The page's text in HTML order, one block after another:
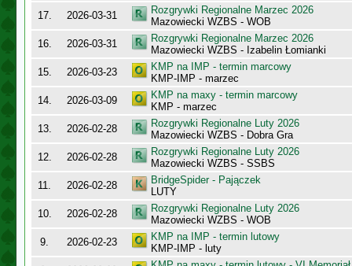
17.
2026-03-31
Rozgrywki Regionalne Marzec 2026
Mazowiecki WZBS - WOB
16.
2026-03-31
Rozgrywki Regionalne Marzec 2026
Mazowiecki WZBS - Izabelin Łomianki
15.
2026-03-23
KMP na IMP - termin marcowy
KMP-IMP - marzec
14.
2026-03-09
KMP na maxy - termin marcowy
KMP - marzec
13.
2026-02-28
Rozgrywki Regionalne Luty 2026
Mazowiecki WZBS - Dobra Gra
12.
2026-02-28
Rozgrywki Regionalne Luty 2026
Mazowiecki WZBS - SSBS
11.
2026-02-28
BridgeSpider - Pajączek
LUTY
10.
2026-02-28
Rozgrywki Regionalne Luty 2026
Mazowiecki WZBS - WOB
9.
2026-02-23
KMP na IMP - termin lutowy
KMP-IMP - luty